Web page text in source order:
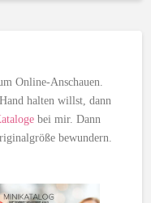
Online-Anschauen.
halten willst, dann
bei mir. Dann
bewundern.